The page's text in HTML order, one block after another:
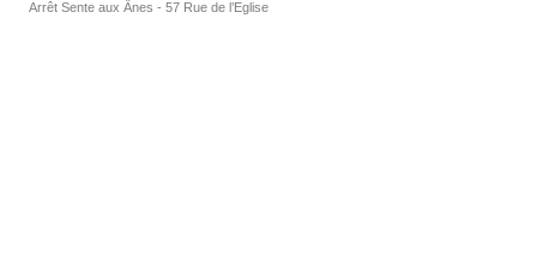
Arrêt Sente aux Ânes - 57 Rue de l’Eglise